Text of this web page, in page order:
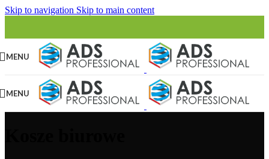
Skip to navigation Skip to main content
MENU
MENU